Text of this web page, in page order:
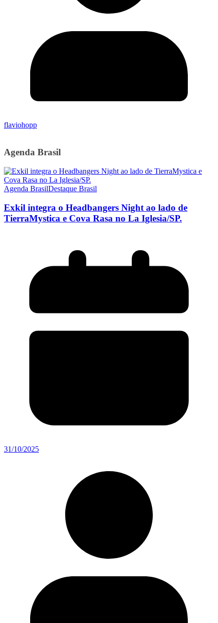
flaviohopp
Agenda Brasil
Agenda BrasilDestaque Brasil
Exkil integra o Headbangers Night ao lado de
TierraMystica e Cova Rasa no La Iglesia/SP.
31/10/2025